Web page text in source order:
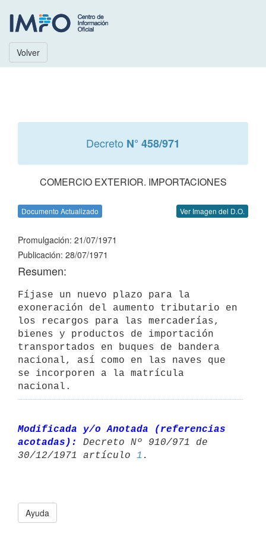
Volver
Decreto N° 458/971
COMERCIO EXTERIOR. IMPORTACIONES
Documento Actualizado Ver Imagen del D.O.
Promulgación: 21/07/1971
Publicación: 28/07/1971
Resumen:
Fíjase un nuevo plazo para la
exoneración del aumento tributario en
los recargos para las mercaderías,
bienes y productos de importación
transportados en buques de bandera
nacional, así como en las naves que
se incorporen a la matrícula
nacional.
Modificada y/o Anotada (referencias
acotadas):
Decreto Nº 910/971 de
30/12/1971 artículo 1
Ayuda